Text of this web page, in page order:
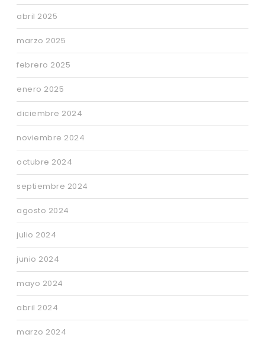
abril 2025
marzo 2025
febrero 2025
enero 2025
diciembre 2024
noviembre 2024
octubre 2024
septiembre 2024
agosto 2024
julio 2024
junio 2024
mayo 2024
abril 2024
marzo 2024